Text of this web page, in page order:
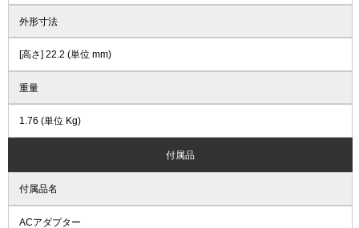
外形寸法
[高さ] 22.2 (単位 mm)
重量
1.76 (単位 Kg)
付属品
付属品名
ACアダプター